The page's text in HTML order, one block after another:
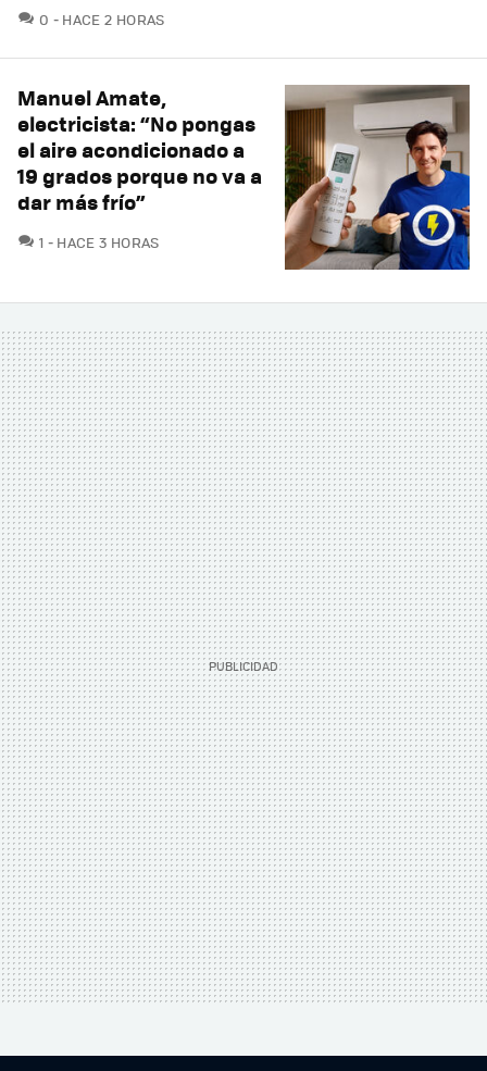
0 COMENTARIOS
HACE 2 HORAS
Manuel Amate,
electricista: “No pongas
el aire acondicionado a
19 grados porque no va a
dar más frío”
1 COMENTARIOS
HACE 3 HORAS